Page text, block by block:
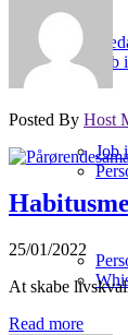
Job
Posted By Host
25/01/2022
At skabe
Read more